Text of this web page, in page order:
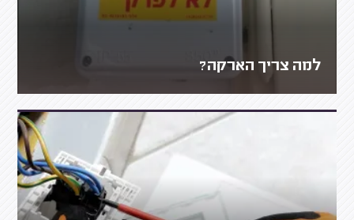
למה צריך הארקה?